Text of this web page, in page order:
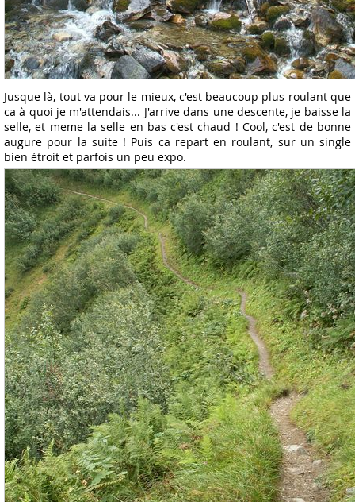
Jusque là, tout va pour le mieux, c'est beaucoup plus roulant que
ca à quoi je m'attendais... J'arrive dans une descente, je baisse la
selle, et meme la selle en bas c'est chaud ! Cool, c'est de bonne
augure pour la suite ! Puis ca repart en roulant, sur un single
bien étroit et parfois un peu expo.